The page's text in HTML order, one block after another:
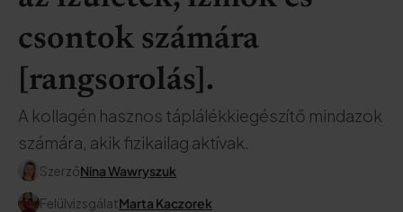
csontok számára
[rangsorolás].
A kollagén hasznos táplálékkiegészítő mindazok
számára, akik fizikailag aktívak.
SzerzőNina Wawryszuk
FelülvizsgálatMarta Kaczorek